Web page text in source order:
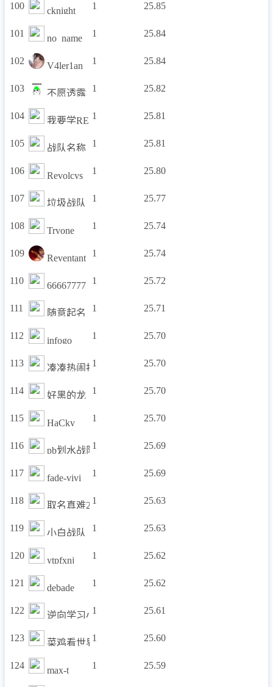
100 cknight 1 25.85
101 no_name 1 25.84
102 V4ler1an 1 25.84
103 不愿透露 1 25.82
104 我要学RE 1 25.81
105 战队名称 1 25.81
106 Revolcys 1 25.80
107 垃圾战队 1 25.77
108 Tryone 1 25.74
109 Reventant 1 25.74
110 66667777 1 25.72
111 随意起名 1 25.71
112 infogo 1 25.70
113 凑凑热闹打打酱油
1 25.70
114 好黑的龙 1 25.70
115 HaCky_ 1 25.70
116 pb划水战队
1 25.69
117 fade-vivi 1 25.69
118 取名真难2021
1 25.63
119 小白战队 1 25.63
120 ytpfxnj 1 25.62
121 debade 1 25.62
122 逆向学习小组
1 25.61
123 菜鸡看世界
1 25.60
124 max-t 1 25.59